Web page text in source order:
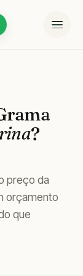
?
preço da
orçamento
que